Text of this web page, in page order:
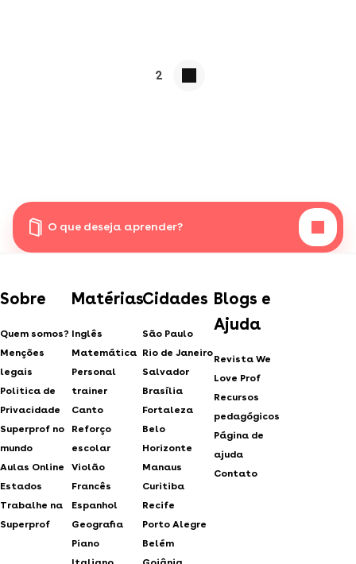
2
O que deseja aprender?
Sobre
Quem somos?
Menções
legais
Politica de
Privacidade
Superprof no
mundo
Aulas Online
Estados
Trabalhe na
Superprof
Matérias
Inglês
Matemática
Personal
trainer
Canto
Reforço
escolar
Violão
Francês
Espanhol
Geografia
Piano
Cidades
São Paulo
Rio de Janeiro
Salvador
Brasília
Fortaleza
Belo
Horizonte
Manaus
Curitiba
Recife
Porto Alegre
Belém
Blogs e
Ajuda
Revista We
Love Prof
Recursos
pedagógicos
Página de
ajuda
Contato